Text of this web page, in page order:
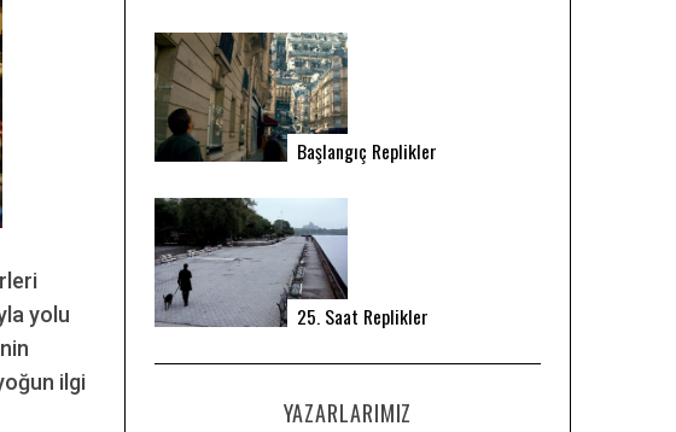
yolu
ilgi
Başlangıç Replikler
25. Saat Replikler
YAZARLARIMIZ